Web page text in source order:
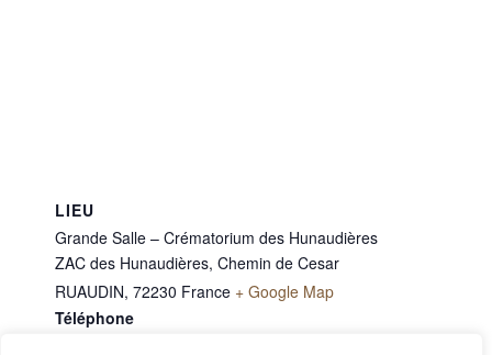
LIEU
Grande Salle – Crématorium des Hunaudières
ZAC des Hunaudières, Chemin de Cesar
RUAUDIN, 72230 France + Google Map
Téléphone